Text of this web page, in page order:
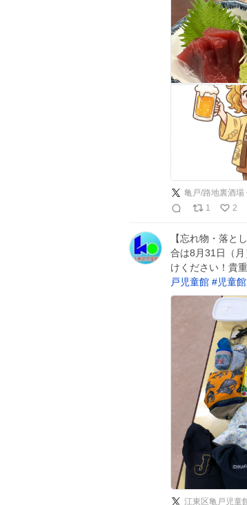
亀戸/路地裏酒場
1
2
【忘れ物・落と
合は8月31日（
けください！貴
戸児童館 #児童館
江東区亀戸児童